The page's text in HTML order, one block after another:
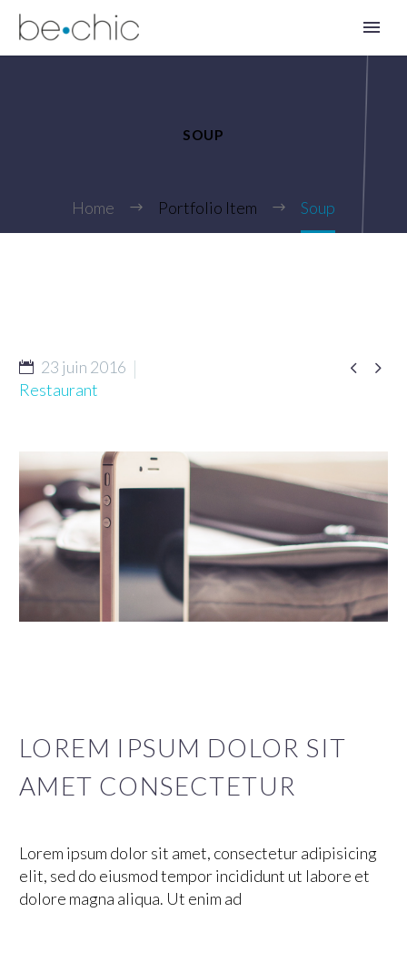
SOUP
Home Portfolio Item Soup
 
23 juin 2016
Restaurant
LOREM IPSUM DOLOR SIT
AMET CONSECTETUR
Lorem ipsum dolor sit amet, consectetur adipisicing
elit, sed do eiusmod tempor incididunt ut labore et
dolore magna aliqua. Ut enim ad